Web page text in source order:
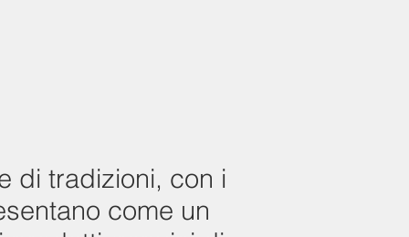
di tradizioni, con i
come un